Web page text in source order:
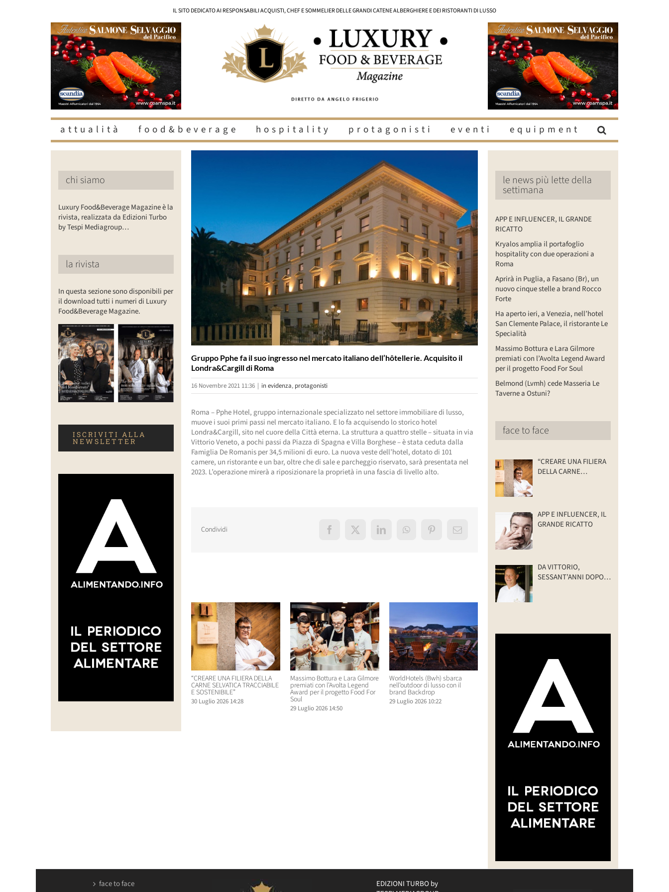
IL SITO DEDICATO AI RESPONSABILI ACQUISTI, CHEF E SOMMELIER DELLE GRANDI CATENE ALBERGHIERE E DEI RISTORANTI DI LUSSO
attualità food&beverage hospitality protagonisti eventi equipment
Gruppo Pphe fa il suo ingresso nel mercato italiano dell’hôtellerie. Acquisito il
Londra&Cargill di Roma
16 Novembre 2021 11:36 | in evidenza, protagonisti
Roma – Pphe Hotel, gruppo internazionale specializzato nel settore immobiliare di lusso,
muove i suoi primi passi nel mercato italiano. E lo fa acquisendo lo storico hotel
Londra&Cargill, sito nel cuore della Città eterna. La struttura a quattro stelle – situata in via
Vittorio Veneto, a pochi passi da Piazza di Spagna e Villa Borghese – è stata ceduta dalla
Famiglia De Romanis per 34,5 milioni di euro. La nuova veste dell’hotel, dotato di 101
camere, un ristorante e un bar, oltre che di sale e parcheggio riservato, sarà presentata nel
2023. L’operazione mirerà a riposizionare la proprietà in una fascia di livello alto.
Condividi Facebook
X LinkedInWhatsAppPinterestEmail
“CREARE UNA FILIERA DELLA
CARNE SELVATICA TRACCIABILE
E SOSTENIBILE”
30 Luglio 2026 14:28
Massimo Bottura e Lara Gilmore
premiati con l’Avolta Legend
Award per il progetto Food For
Soul
29 Luglio 2026 14:50
WorldHotels (Bwh) sbarca
nell’outdoor di lusso con il
brand Backdrop
29 Luglio 2026 10:22
“CREARE UNA FILIERA DELLA
CARNE SELVATICA TRACCIABILE
E SOSTENIBILE”
30 Luglio 2026 14:28
chi siamo
Luxury Food&Beverage Magazine è la
rivista, realizzata da Edizioni Turbo
by Tespi Mediagroup…
la rivista
In questa sezione sono disponibili per
il download tutti i numeri di Luxury
Food&Beverage Magazine.
ISCRIVITI ALLA
NEWSLETTER
le news più lette della
settimana
APP E INFLUENCER, IL GRANDE
RICATTO
Kryalos amplia il portafoglio
hospitality con due operazioni a
Roma
Aprirà in Puglia, a Fasano (Br), un
nuovo cinque stelle a brand Rocco
Forte
Ha aperto ieri, a Venezia, nell’hotel
San Clemente Palace, il ristorante Le
Specialità
Massimo Bottura e Lara Gilmore
premiati con l’Avolta Legend Award
per il progetto Food For Soul
Belmond (Lvmh) cede Masseria Le
Taverne a Ostuni?
face to face
“CREARE UNA FILIERA
DELLA CARNE
APP E INFLUENCER, IL
GRANDE RICATTO
DA VITTORIO,
SESSANT’ANNI DOPO:
face to face
EDIZIONI TURBO by